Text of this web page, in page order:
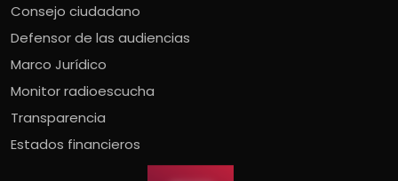
Consejo ciudadano
Defensor de las audiencias
Marco Jurídico
Monitor radioescucha
Transparencia
Estados financieros